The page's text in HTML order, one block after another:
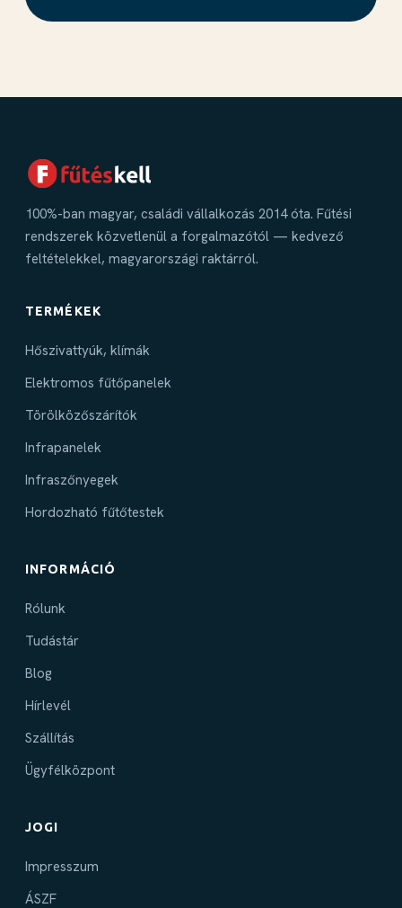
100%-ban magyar, családi vállalkozás 2014 óta. Fűtési
rendszerek közvetlenül a forgalmazótól — kedvező
feltételekkel, magyarországi raktárról.
TERMÉKEK
Hőszivattyúk, klímák
Elektromos fűtőpanelek
Törölközőszárítók
Infrapanelek
Infraszőnyegek
Hordozható fűtőtestek
INFORMÁCIÓ
Rólunk
Tudástár
Blog
Hírlevél
Szállítás
Ügyfélközpont
JOGI
Impresszum
ÁSZF